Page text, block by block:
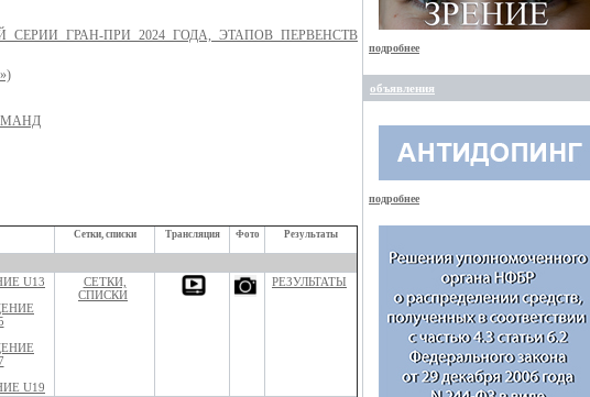
ГРАН-ПРИ 2024 ГОДА, ЭТАПОВ ПЕРВЕНСТВ
Сетки, списки Трансляция Фото Результаты
U13
U19
СЕТКИ,
СПИСКИ
РЕЗУЛЬТАТЫ
подробнее
объявления
подробнее